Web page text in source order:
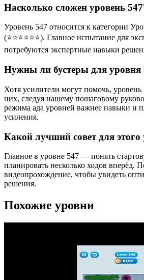
Насколько сложен уровень
Уровень 547 относится к категории
(⭐⭐⭐⭐⭐⭐). Главное испытание для
потребуются экспертные навыки
Нужны ли бустеры для уровня
Хотя усилители могут помочь,
них, следуя нашему пошаговому
режима ада уровней важнее навыки и
усиления.
Какой лучший совет для этого
Главное в уровне 547 — понять
планировать несколько ходов вперёд.
видеопрохождение, чтобы увидеть
решения.
Похожие уровни